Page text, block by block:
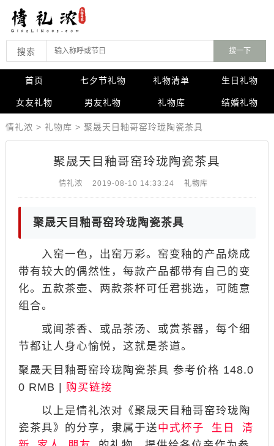
搜索
首页 七夕节礼物 礼物清单 生日礼物
女友礼物 男友礼物 礼物库 结婚礼物
情礼浓 > 礼物库 > 聚晟天目釉哥窑玲珑陶瓷茶具
聚晟天目釉哥窑玲珑陶瓷茶具
情礼浓 2019-08-10 14:33:24 礼物库
聚晟天目釉哥窑玲珑陶瓷茶具
入窑一色，出窑万彩。窑变釉的产品烧成
带有较大的偶然性，每款产品都带有自己的变
化。五款茶壶、两款茶杯可任君挑选，可随意
组合。
或闻茶香、或品茶汤、或赏茶器，每个细
节都让人身心愉悦，这就是茶道。
聚晟天目釉哥窑玲珑陶瓷茶具 参考价格 148.0
0 RMB | 购买链接
以上是情礼浓对《聚晟天目釉哥窑玲珑陶
瓷茶具》的分享，隶属于送中式杯子 生日
清